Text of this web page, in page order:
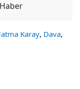
Karay, Dava,